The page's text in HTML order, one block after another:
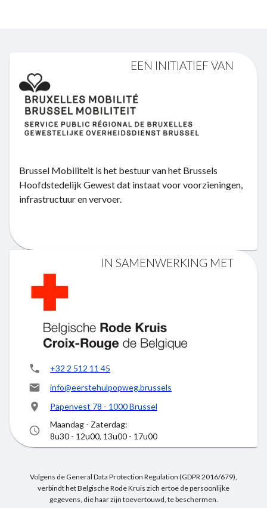
EEN INITIATIEF VAN
Brussel Mobiliteit is het bestuur van het Brussels
Hoofdstedelijk Gewest dat instaat voor voorzieningen,
infrastructuur en vervoer.
IN SAMENWERKING MET
+32 2 512 11 45
info@eerstehulpopweg.brussels
Papenvest 78 - 1000 Brussel
Maandag - Zaterdag:
8u30 - 12u00, 13u00 - 17u00
Volgens de General Data Protection Regulation (GDPR 2016/679),
verbindt het Belgische Rode Kruis zich ertoe de persoonlijke
gegevens, die haar zijn toevertouwd, te beschermen.